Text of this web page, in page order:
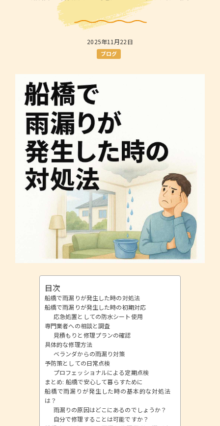
2025年11月22日
ブログ
目次
船橋で雨漏りが発生した時の対処法
船橋で雨漏りが発生した時の初期対応
応急処置としての防水シート使用
専門業者への相談と調査
見積もりと修理プランの確認
具体的な修理方法
ベランダからの雨漏り対策
予防策としての日常点検
プロフェッショナルによる定期点検
まとめ: 船橋で安心して暮らすために
船橋で雨漏りが発生した時の基本的な対処法
は？
雨漏りの原因はどこにあるのでしょうか？
自分で修理することは可能ですか？